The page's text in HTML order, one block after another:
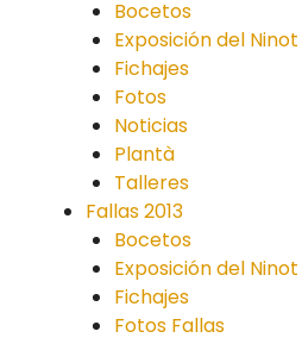
Bocetos
Exposición del Ninot
Fichajes
Fotos
Noticias
Plantà
Talleres
Fallas 2013
Bocetos
Exposición del Ninot
Fichajes
Fotos Fallas